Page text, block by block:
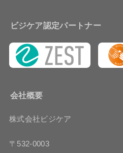
ビジケア認定パートナー
会社概要
株式会社ビジケア
〒532-0003